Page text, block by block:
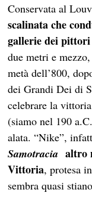
Conservata al
scalinata che
gallerie dei
due metri e
metà dell’800,
dei Grandi Dei di
celebrare la
(siamo nel 190
alata. “Nike”,
Samotracia altro
Vittoria, protesa
sembra quasi